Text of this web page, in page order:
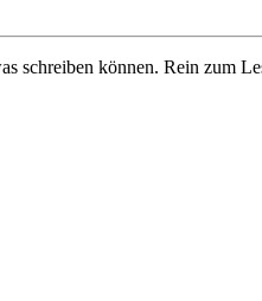
schreiben können. Rein zum